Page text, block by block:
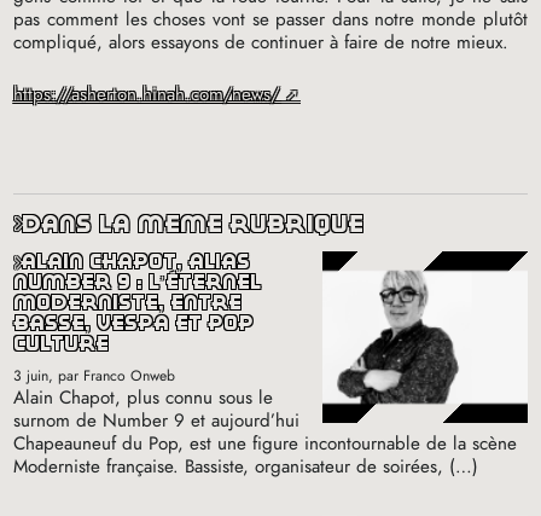
pas comment les choses vont se passer dans notre monde plutôt
compliqué, alors essayons de continuer à faire de notre mieux.
https://asherton.hinah.com/news/
dans la même rubrique
alain chapot, alias
number 9 : l’éternel
moderniste, entre
basse, vespa et pop
culture
3 juin, par Franco Onweb
Alain Chapot, plus connu sous le
surnom de Number 9 et aujourd’hui
Chapeauneuf du Pop, est une figure incontournable de la scène
Moderniste française. Bassiste, organisateur de soirées, (…)